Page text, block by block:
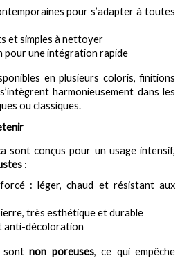
pour s’adapter à toutes
et simples à nettoyer
pour une intégration rapide
en plusieurs coloris, finitions
harmonieusement dans les
ou classiques.
sont conçus pour un usage intensif,
:
: léger, chaud et résistant aux
très esthétique et durable
anti-décoloration
sont non poreuses, ce qui empêche